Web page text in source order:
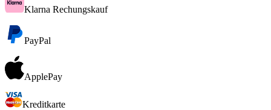
Klarna Rechungskauf
PayPal
ApplePay
Kreditkarte